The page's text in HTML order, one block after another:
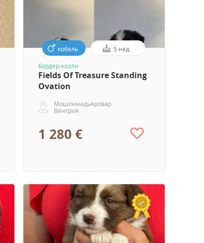
кобель 5 нед.
Бордер-колли
Fields Of Treasure Standing
Ovation
Мошонмадьяровар
Венгрия
1 280 €